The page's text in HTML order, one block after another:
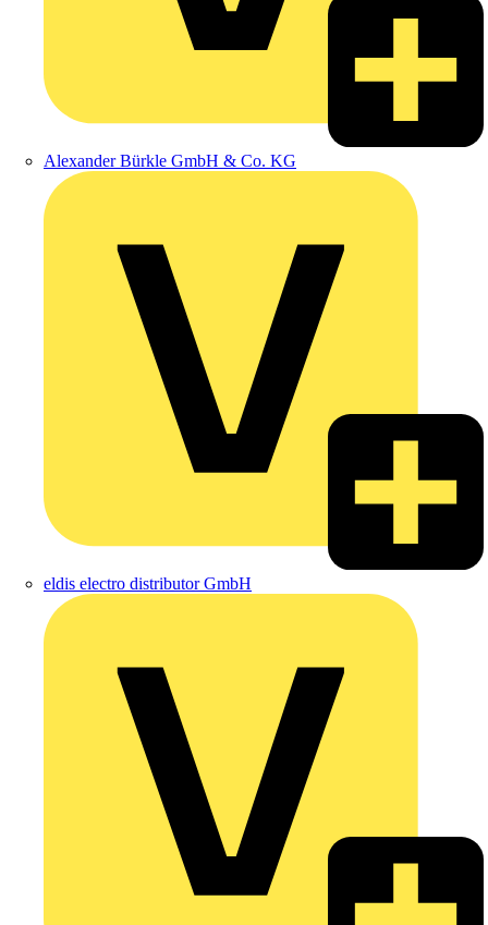
Alexander Bürkle GmbH & Co. KG
eldis electro distributor GmbH